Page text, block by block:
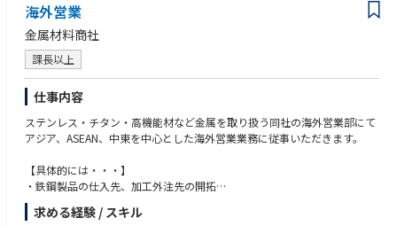
海外営業
金属材料商社
課長以上
仕事内容
ステンレス・チタン・高機能材など金属を取り扱う同社の海外営業部にて
アジア、ASEAN、中東を中心とした海外営業業務に従事いただきます。
【具体的には・・・】
・鉄鋼製品の仕入先、加工外注先の開拓
・主要顧客への営業活動
・新規販売先開拓
求める経験 / スキル